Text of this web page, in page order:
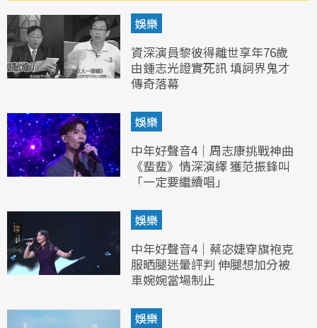
娛樂
資深演員黎彼得離世享年76歲
由鍾志光證實死訊 填詞界鬼才
傳奇落幕
娛樂
中年好聲音4｜周志康挑戰神曲
《蜚蜚》情深演繹 獲范振鋒叫
「一定要繼續唱」
娛樂
中年好聲音4｜蔡宓婕穿旗袍克
服晒腿迷暈評判 伸腿想加分被
車婉婉當場制止
娛樂